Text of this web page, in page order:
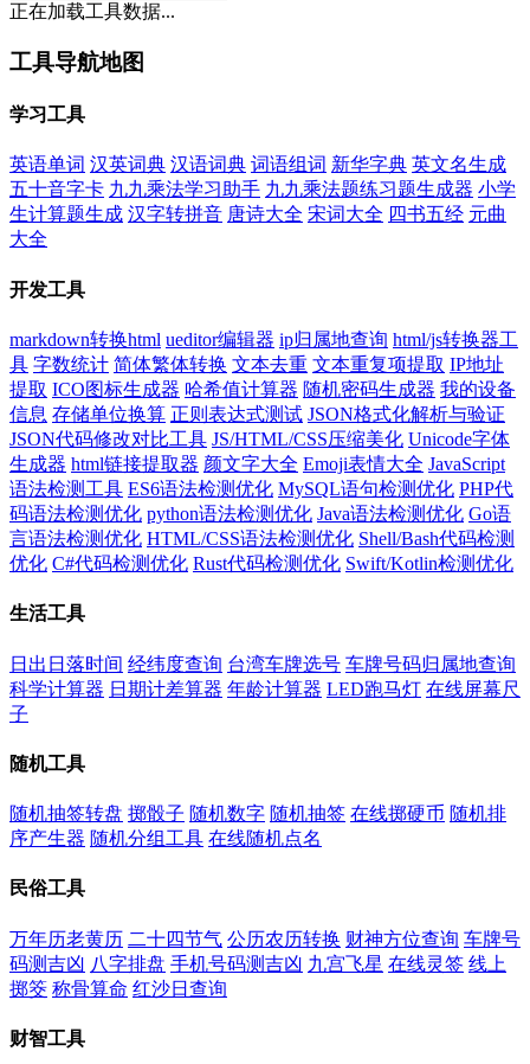
正在加载工具数据...
工具导航地图
学习工具
英语单词 汉英词典 汉语词典 词语组词 新华字典 英文名生成
五十音字卡 九九乘法学习助手 九九乘法题练习题生成器 小学
生计算题生成 汉字转拼音 唐诗大全 宋词大全 四书五经 元曲
大全
开发工具
markdown转换html ueditor编辑器 ip归属地查询 html/js转换器工
具 字数统计 简体繁体转换 文本去重 文本重复项提取 IP地址
提取 ICO图标生成器 哈希值计算器 随机密码生成器 我的设备
信息 存储单位换算 正则表达式测试 JSON格式化解析与验证
JSON代码修改对比工具 JS/HTML/CSS压缩美化 Unicode字体
生成器 html链接提取器 颜文字大全 Emoji表情大全 JavaScript
语法检测工具 ES6语法检测优化 MySQL语句检测优化 PHP代
码语法检测优化 python语法检测优化 Java语法检测优化 Go语
言语法检测优化 HTML/CSS语法检测优化 Shell/Bash代码检测
优化 C#代码检测优化 Rust代码检测优化 Swift/Kotlin检测优化
生活工具
日出日落时间 经纬度查询 台湾车牌选号 车牌号码归属地查询
科学计算器 日期计差算器 年龄计算器 LED跑马灯 在线屏幕尺
子
随机工具
随机抽签转盘 掷骰子 随机数字 随机抽签 在线掷硬币 随机排
序产生器 随机分组工具 在线随机点名
民俗工具
万年历老黄历 二十四节气 公历农历转换 财神方位查询 车牌号
码测吉凶 八字排盘 手机号码测吉凶 九宫飞星 在线灵签 线上
掷筊 称骨算命 红沙日查询
财智工具